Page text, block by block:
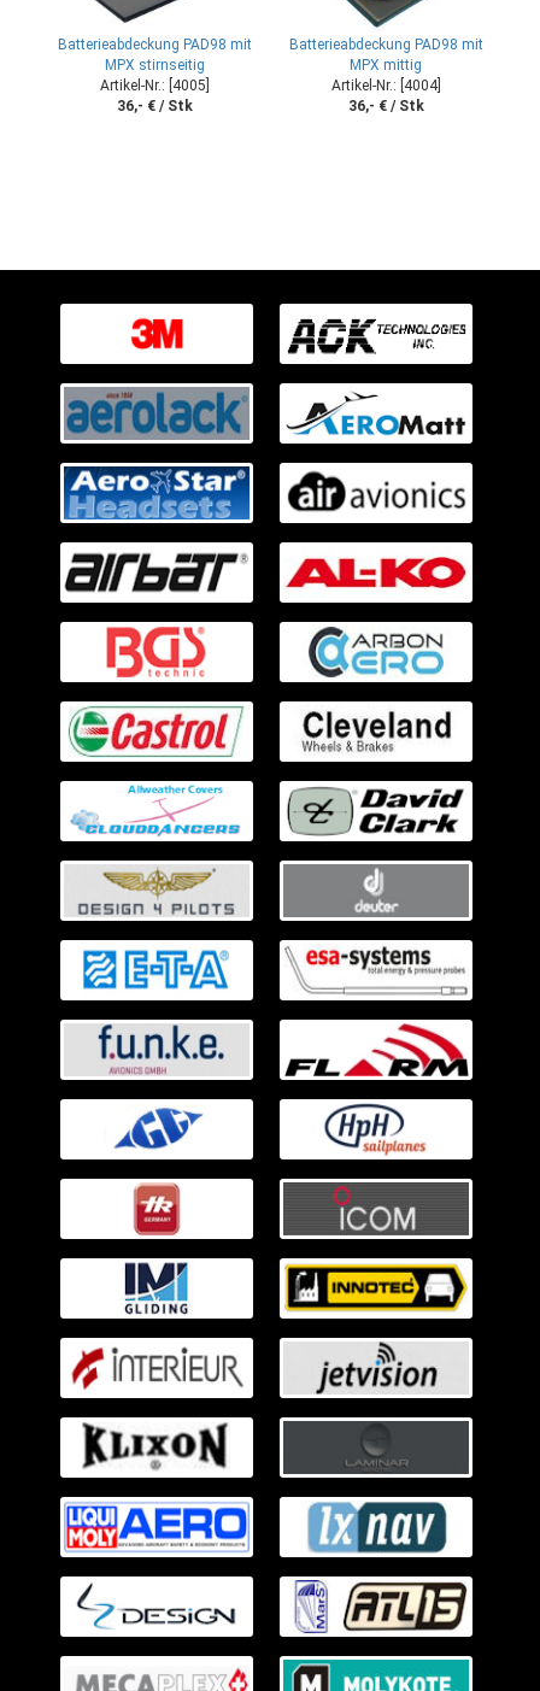
Batterieabdeckung PAD98 mit
MPX stirnseitig
Artikel-Nr.: [4005]
36,- € / Stk
Batterieabdeckung PAD98 mit
MPX mittig
Artikel-Nr.: [4004]
36,- € / Stk